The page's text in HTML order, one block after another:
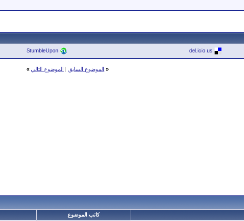
del.icio.us
StumbleUpon
« الموضوع السابق | الموضوع التالي »
كاتب الموضوع